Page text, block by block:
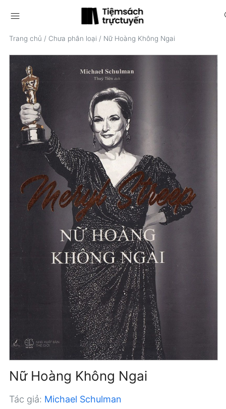
menu
Trang chủ / Chưa phân loại / Nữ Hoàng Không Ngai
Nữ Hoàng Không Ngai
Tác giả: Michael Schulman